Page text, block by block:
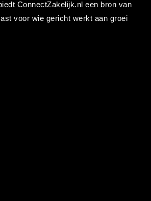
ConnectZakelijk.nl een bron van
voor wie gericht werkt aan groei